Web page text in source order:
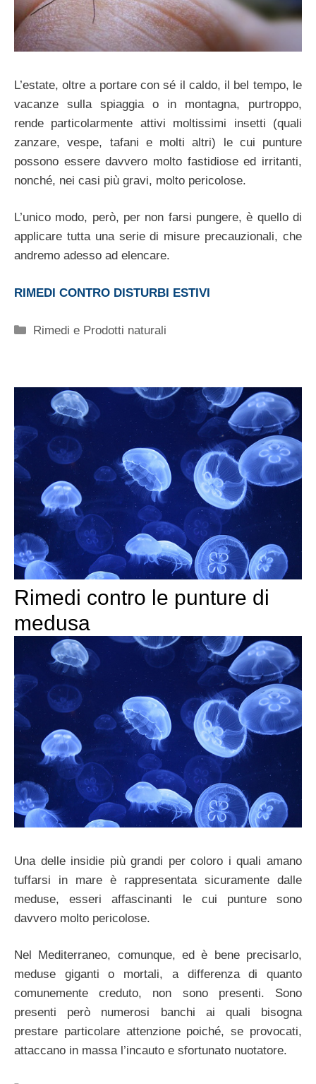
L’estate, oltre a portare con sé il caldo, il bel tempo, le
vacanze sulla spiaggia o in montagna, purtroppo,
rende particolarmente attivi moltissimi insetti (quali
zanzare, vespe, tafani e molti altri) le cui punture
possono essere davvero molto fastidiose ed irritanti,
nonché, nei casi più gravi, molto pericolose.
L’unico modo, però, per non farsi pungere, è quello di
applicare tutta una serie di misure precauzionali, che
andremo adesso ad elencare.
RIMEDI CONTRO DISTURBI ESTIVI
Categorie
Rimedi e Prodotti naturali
Rimedi contro le punture di
medusa
Una delle insidie più grandi per coloro i quali amano
tuffarsi in mare è rappresentata sicuramente dalle
meduse, esseri affascinanti le cui punture sono
davvero molto pericolose.
Nel Mediterraneo, comunque, ed è bene precisarlo,
meduse giganti o mortali, a differenza di quanto
comunemente creduto, non sono presenti. Sono
presenti però numerosi banchi ai quali bisogna
prestare particolare attenzione poiché, se provocati,
attaccano in massa l’incauto e sfortunato nuotatore.